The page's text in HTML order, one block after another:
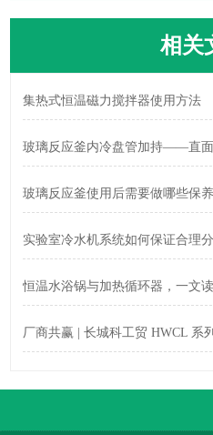
相关
集热式恒温磁力搅拌器使用方法
玻璃反应釜使用后需要做哪些保
实验室冷水机系统如何保证合理